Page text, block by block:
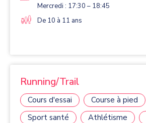
Mercredi : 17:30 – 18:45
De 10 à 11 ans
Running/Trail
Cours d'essai
Course à pied
Sport santé
Athlétisme